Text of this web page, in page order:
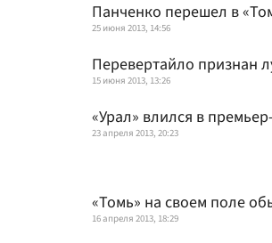
Панченко перешел в
25 июня 2013, 14:56
Перевертайло признан
15 июня 2013, 13:26
«Урал» влился в
23 апреля 2013, 20:23
«Томь» на своем поле
16 апреля 2013, 18:29